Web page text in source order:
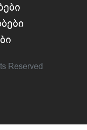
Reserved